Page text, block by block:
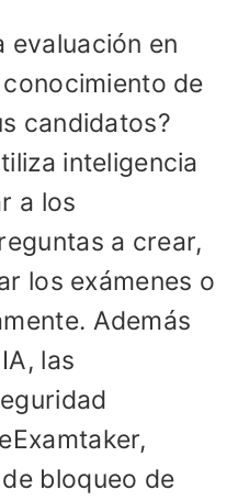
evaluación en
de
candidatos?
inteligencia
a los
a crear,
los exámenes o
Además
las
bloqueo de